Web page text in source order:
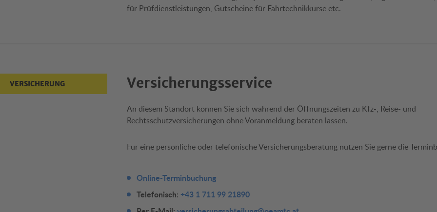
für Prüfdienstleistungen, Gutscheine für Fahrtechnikkurse etc.
VERSICHERUNG Versicherungsservice
An diesem Standort können Sie sich während der Öffnungszeiten zu Kfz-, Reise- und
Rechtsschutzversicherungen ohne Voranmeldung beraten lassen.
Für eine persönliche oder telefonische Versicherungsberatung nutzen Sie gerne die
Online-Terminbuchung
Telefonisch: +43 1 711 99 21890